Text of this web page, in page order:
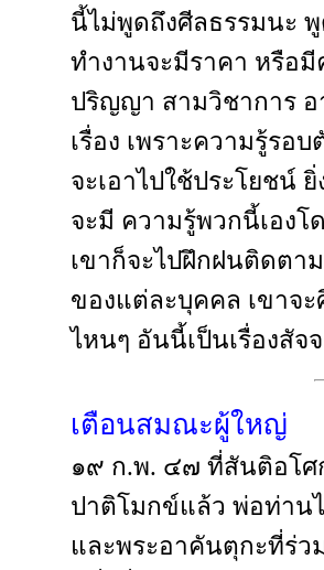
นี้ไม่พูดถึงศีลธรรมนะ พู
ทำงานจะมีราคา หรือ
ปริญญา สามวิชาการ อ
เรื่อง เพราะความรู้รอ
จะเอาไปใช้ประโยชน์
จะมี ความรู้พวกนี้เอง
เขาก็จะไปฝึกฝนติดตา
ของแต่ละบุคคล เขาจะ
ไหนๆ อันนี้เป็นเรื่องสัจ
เตือนสมณะผู้ใหญ่
๑๙ ก.พ. ๔๗ ที่สันติอโศ
ปาติโมกข์แล้ว พ่อท่าน
และพระอาคันตุกะที่ร่ว